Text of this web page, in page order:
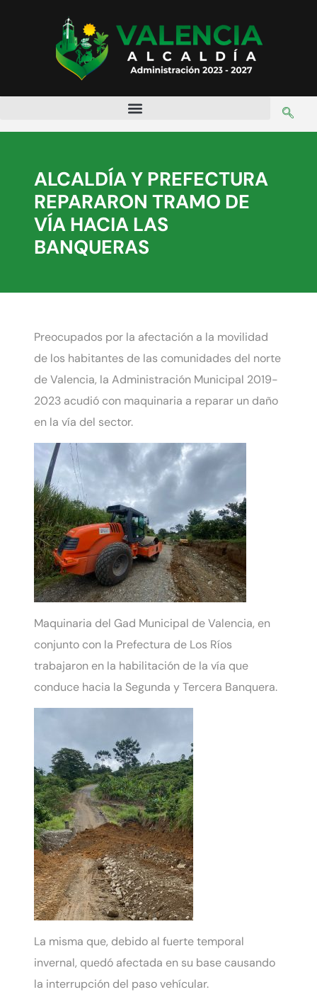
ALCALDÍA Y PREFECTURA
REPARARON TRAMO DE
VÍA HACIA LAS
BANQUERAS
Preocupados por la afectación a la movilidad
de los habitantes de las comunidades del norte
de Valencia, la Administración Municipal 2019-
2023 acudió con maquinaria a reparar un daño
en la vía del sector.
Maquinaria del Gad Municipal de Valencia, en
conjunto con la Prefectura de Los Ríos
trabajaron en la habilitación de la vía que
conduce hacia la Segunda y Tercera Banquera.
La misma que, debido al fuerte temporal
invernal, quedó afectada en su base causando
la interrupción del paso vehícular.